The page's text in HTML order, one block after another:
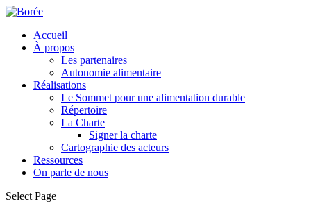
Accueil
À propos
Les partenaires
Autonomie alimentaire
Réalisations
Le Sommet pour une alimentation durable
Répertoire
La Charte
Signer la charte
Cartographie des acteurs
Ressources
On parle de nous
Select Page